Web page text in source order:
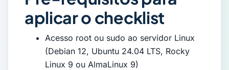
aplicar o checklist
Acesso root ou sudo ao servidor Linux
(Debian 12, Ubuntu 24.04 LTS, Rocky
Linux 9 ou AlmaLinux 9)